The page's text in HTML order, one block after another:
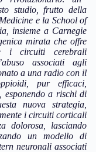
studio, frutto della
e la School of
insieme a Carnegie
mirata che offre
i circuiti cerebrali
associati agli
a una radio con il
pur efficaci,
esponendo a rischi di
nuova strategia,
i circuiti corticali
dolorosa, lasciando
un modello di
neuronali associati